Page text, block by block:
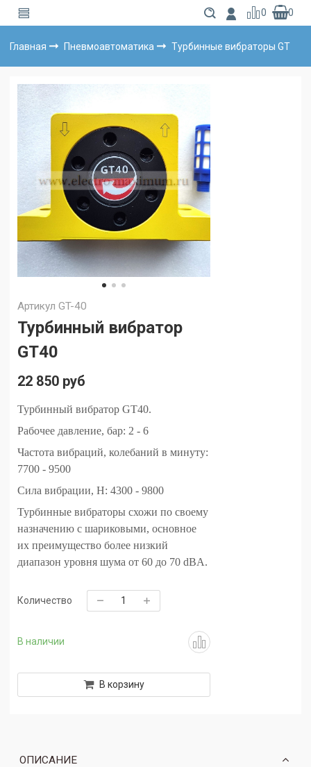
0 0
Главная Пневмоавтоматика Турбинные вибраторы GT
АртикулGT-40
Турбинный вибратор
GT40
В наличии
22 850 руб
Турбинный вибратор GT40.
Рабочее давление, бар: 2 - 6
Частота вибраций, колебаний в минуту:
7700 - 9500
Сила вибрации, H: 4300 - 9800
Турбинные вибраторы схожи по своему
назначению с шариковыми, основное
их преимущество более низкий
диапазон уровня шума от 60 до 70 dBA.
Количество
В корзину
ОПИСАНИЕ